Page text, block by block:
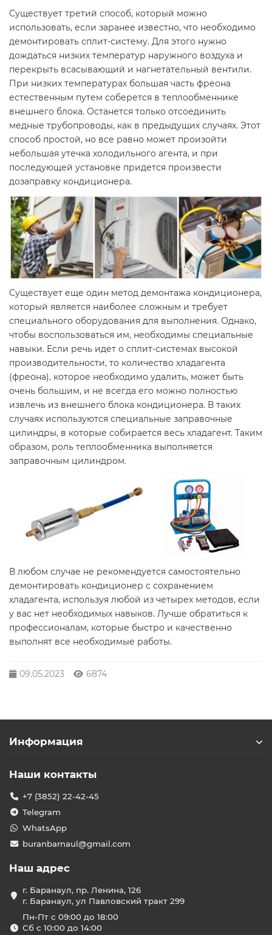
Существует третий способ, который можно
использовать, если заранее известно, что необходимо
демонтировать сплит-систему. Для этого нужно
дождаться низких температур наружного воздуха и
перекрыть всасывающий и нагнетательный вентили.
При низких температурах большая часть фреона
естественным путем соберется в теплообменнике
внешнего блока. Останется только отсоединить
медные трубопроводы, как в предыдущих случаях. Этот
способ простой, но все равно может произойти
небольшая утечка холодильного агента, и при
последующей установке придется произвести
дозаправку кондиционера.
Существует еще один метод демонтажа кондиционера,
который является наиболее сложным и требует
специального оборудования для выполнения. Однако,
чтобы воспользоваться им, необходимы специальные
навыки. Если речь идет о сплит-системах высокой
производительности, то количество хладагента
(фреона), которое необходимо удалить, может быть
очень большим, и не всегда его можно полностью
извлечь из внешнего блока кондиционера. В таких
случаях используются специальные заправочные
цилиндры, в которые собирается весь хладагент. Таким
образом, роль теплообменника выполняется
заправочным цилиндром.
В любом случае не рекомендуется самостоятельно
демонтировать кондиционер с сохранением
хладагента, используя любой из четырех методов, если
у вас нет необходимых навыков. Лучше обратиться к
профессионалам, которые быстро и качественно
выполнят все необходимые работы.
09.05.2023 6874
Информация
Наши контакты
+7 (3852) 22-42-45
Telegram
WhatsApp
buranbarnaul@gmail.com
Наш адрес
г. Баранаул, пр. Ленина, 126
г. Баранаул, ул Павловский тракт 299
Пн-Пт с 09:00 до 18:00
Сб с 10:00 до 14:00